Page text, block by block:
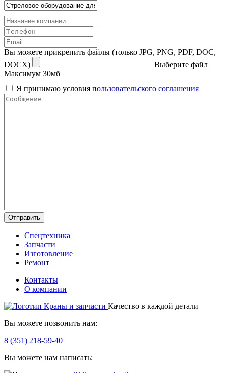
Вы можете прикрепить файлы (только JPG, PNG, PDF, DOC,
DOCX)
Выберите файл
Максимум 30мб
Я принимаю условия пользовательского соглашения
Отправить
Спецтехника
Запчасти
Изготовление
Ремонт
Контакты
О компании
Качество в каждой детали
Вы можете позвонить нам:
8 (351) 218-59-40
Вы можете нам написать: